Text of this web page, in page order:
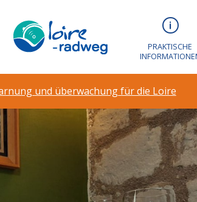
PRAKTISCHE
und überwachung für die Loire